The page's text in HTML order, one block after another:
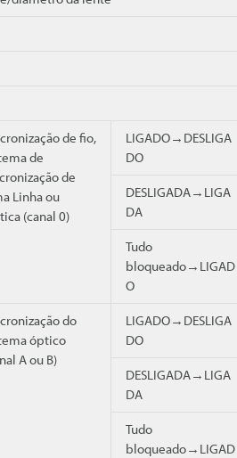
de fio,
de
de
Linha ou
(canal 0)
LIGADO→DESLIGA
DO
DESLIGADA→LIGA
DA
Tudo
bloqueado→LIGAD
O
do
óptico
A ou B)
LIGADO→DESLIGA
DO
DESLIGADA→LIGA
DA
Tudo
bloqueado→LIGAD